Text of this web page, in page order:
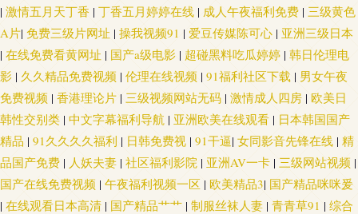
| 激情五月天丁香 | 丁香五月婷婷在线 | 成人午夜福利免费 | 三级黄色
A片| 免费三级片网址 | 操我视频91 | 爱豆传媒陈可心 | 亚洲三级日本
| 在线免费看黄网址 | 国产a级电影 | 超碰黑料吃瓜婷婷 | 韩日伦理电
影 | 久久精品免费视频 | 伦理在线视频 | 91福利社区下载 | 男女午夜
免费视频 | 香港理论片 | 三级视频网站无码 | 激情成人四房 | 欧美日
韩性交别类 | 中文字幕福利导航 | 亚洲欧美在线观看 | 日本韩国国产
精品 | 91久久久久福利 | 日韩免费视 | 91干逼| 女同影音先锋在线 | 精
品国产免费 | 人妖夫妻 | 社区福利影院 | 亚洲AV一卡 | 三级网站视频 |
国产在线免费视频 | 午夜福利视频一区 | 欧美精品3| 国产精品咪咪爰
| 在线观看日本高清 | 国产精品艹艹 | 制服丝袜人妻 | 青青草91 | 综合